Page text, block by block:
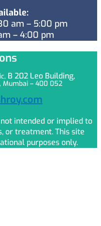
am – 5:00 pm
– 4:00 pm
B 202 Leo Building,
Mumbai – 400 052
intended or implied to
or treatment. This site
purposes only.